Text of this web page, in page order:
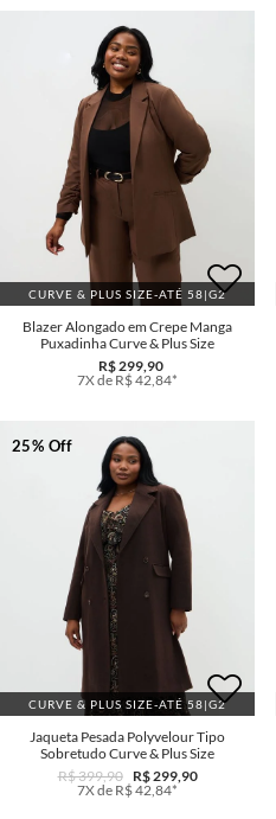
CURVE & PLUS SIZE-ATÉ 58|G2
Blazer Alongado em Crepe Manga
Puxadinha Curve & Plus Size
R$ 299,90
7X de R$ 42,84*
CURVE & PLUS SIZE-ATÉ 58|G2
25% Off
Jaqueta Pesada Polyvelour Tipo
Sobretudo Curve & Plus Size
R$ 399,90
R$ 299,90
7X de R$ 42,84*